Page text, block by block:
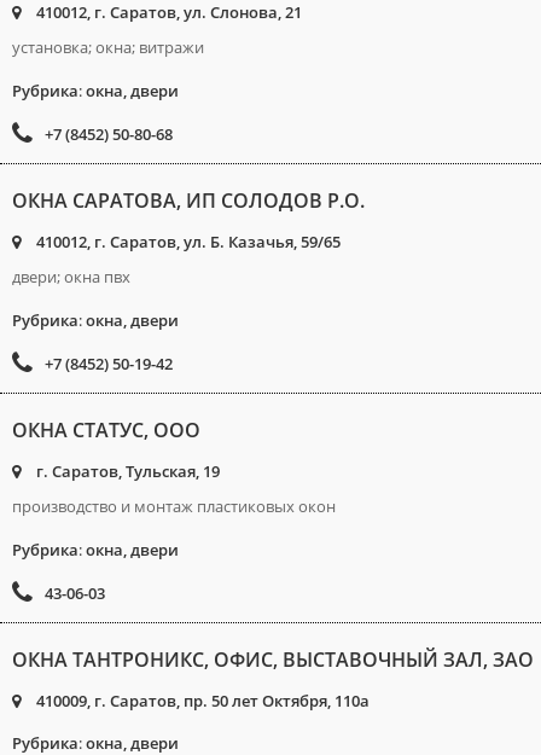
410012, г. Саратов, ул. Слонова, 21
установка; окна; витражи
Рубрика:окна, двери
+7 (8452) 50-80-68
ОКНА САРАТОВА, ИП СОЛОДОВ Р.О.
410012, г. Саратов, ул. Б. Казачья, 59/65
двери; окна пвх
Рубрика:окна, двери
+7 (8452) 50-19-42
ОКНА СТАТУС, ООО
г. Саратов, Тульская, 19
производство и монтаж пластиковых окон
Рубрика:окна, двери
43-06-03
ОКНА ТАНТРОНИКС, ОФИС, ВЫСТАВОЧНЫЙ ЗАЛ, ЗАО
410009, г. Саратов, пр. 50 лет Октября, 110а
Рубрика:окна, двери